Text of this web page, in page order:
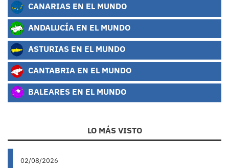
CANARIAS EN EL MUNDO
ANDALUCÍA EN EL MUNDO
ASTURIAS EN EL MUNDO
CANTABRIA EN EL MUNDO
BALEARES EN EL MUNDO
LO MÁS VISTO
02/08/2026